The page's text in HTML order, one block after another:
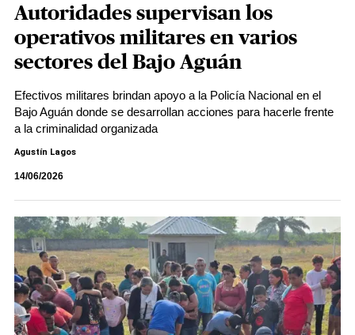
Autoridades supervisan los
operativos militares en varios
sectores del Bajo Aguán
Efectivos militares brindan apoyo a la Policía Nacional en el
Bajo Aguán donde se desarrollan acciones para hacerle frente
a la criminalidad organizada
Agustín Lagos
14/06/2026